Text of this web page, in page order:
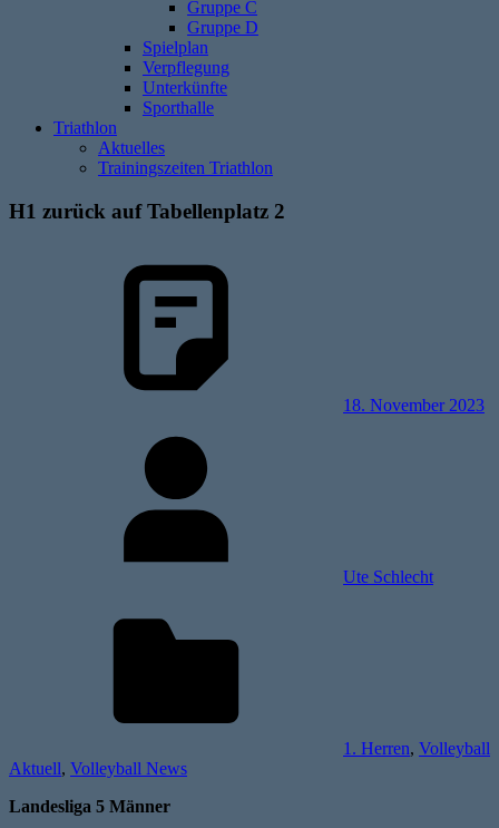
Gruppe C
Gruppe D
Spielplan
Verpflegung
Unterkünfte
Sporthalle
Triathlon
Aktuelles
Trainingszeiten Triathlon
H1 zurück auf Tabellenplatz 2
18. November 2023
Ute Schlecht
1. Herren, Volleyball
Aktuell, Volleyball News
Landesliga 5 Männer